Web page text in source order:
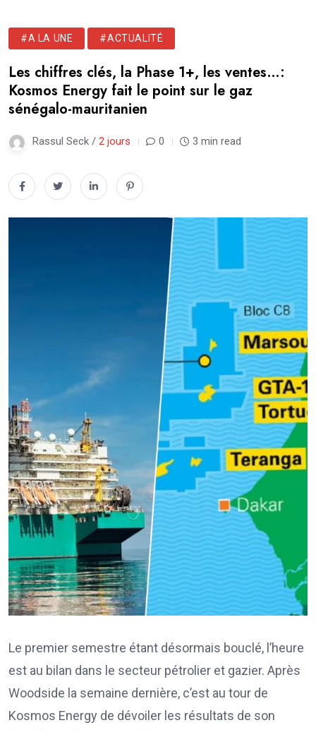
#A LA UNE #ACTUALITÉ
Les chiffres clés, la Phase 1+, les ventes…:
Kosmos Energy fait le point sur le gaz
sénégalo-mauritanien
Rassul Seck / 2 jours 0 3 min read
Le premier semestre étant désormais bouclé, l’heure
est au bilan dans le secteur pétrolier et gazier. Après
Woodside la semaine dernière, c’est au tour de
Kosmos Energy de dévoiler les résultats de son